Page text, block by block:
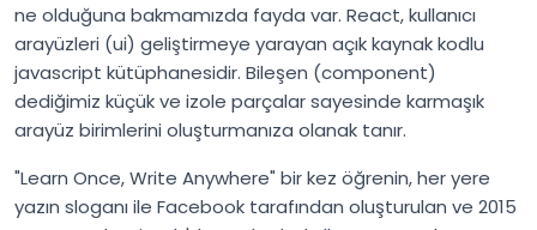
ne olduğuna bakmamızda fayda var. React, kullanıcı
arayüzleri (ui) geliştirmeye yarayan açık kaynak kodlu
javascript kütüphanesidir. Bileşen (component)
dediğimiz küçük ve izole parçalar sayesinde karmaşık
arayüz birimlerini oluşturmanıza olanak tanır.
"Learn Once, Write Anywhere" bir kez öğrenin, her yere
yazın sloganı ile Facebook tarafından oluşturulan ve 2015